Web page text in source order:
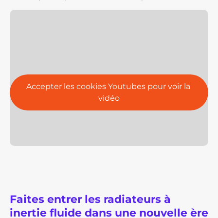
Accepter les cookies Youtubes pour voir la
vidéo
Faites entrer les radiateurs à
inertie fluide dans une nouvelle ère